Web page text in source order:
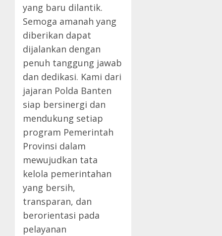
yang baru dilantik.
Semoga amanah yang
diberikan dapat
dijalankan dengan
penuh tanggung jawab
dan dedikasi. Kami dari
jajaran Polda Banten
siap bersinergi dan
mendukung setiap
program Pemerintah
Provinsi dalam
mewujudkan tata
kelola pemerintahan
yang bersih,
transparan, dan
berorientasi pada
pelayanan